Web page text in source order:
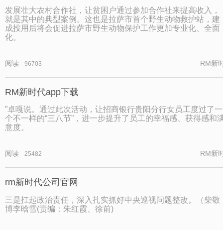
发展壮大农村合作社，让贫困户通过参加合作社来提高收入，
就是其中的典型案例。这也是拉萨市首个野生动物救护站，建
成投用后将会促进拉萨市野生动物保护工作更加专业化、全面
化。
阅读 96703 RM新
RM新时代app下载
”卓嘎说。通过此次活动，让招商银行贵阳分行女员工度过了一
个不一样的“三八节”，进一步提升了员工的幸福感、获得感和
意度。
阅读 25482 RM新
rm新时代公司官网
三是扛起政治责任，深入扎实抓好中央巡视问题整改。（柴敬
博李晗雪(责编：朱红霞、徐前)